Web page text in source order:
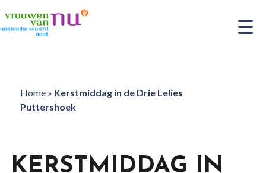
Home» Kerstmiddag in de Drie Lelies
Puttershoek
KERSTMIDDAG IN